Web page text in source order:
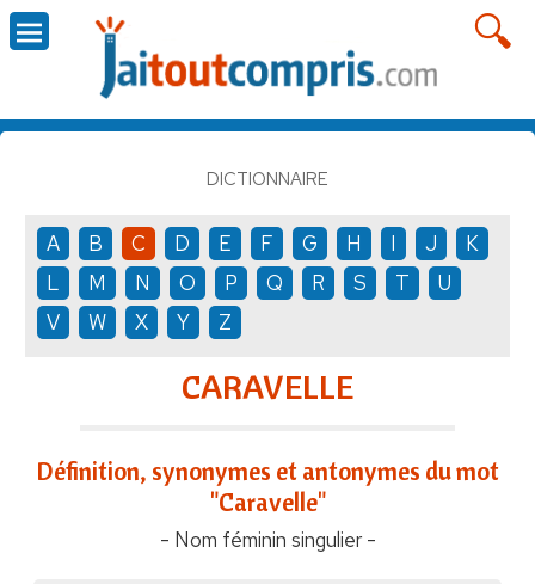
DICTIONNAIRE
A B C D E F G H I J
K
L
M N O P Q R S T
U
V
W X Y Z
CARAVELLE
Définition, synonymes et antonymes du mot
"Caravelle"
- Nom féminin singulier -